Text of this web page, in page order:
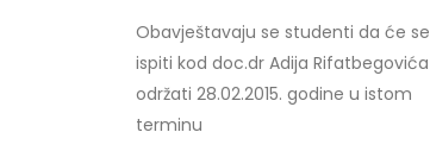
Obavještavaju se studenti da će se
ispiti kod doc.dr Adija Rifatbegovića
održati 28.02.2015. godine u istom
terminu